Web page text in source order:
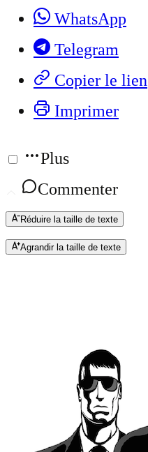
WhatsApp
Telegram
Copier le lien
Imprimer
Plus
Commenter
Réduire la taille de texte
Agrandir la taille de texte